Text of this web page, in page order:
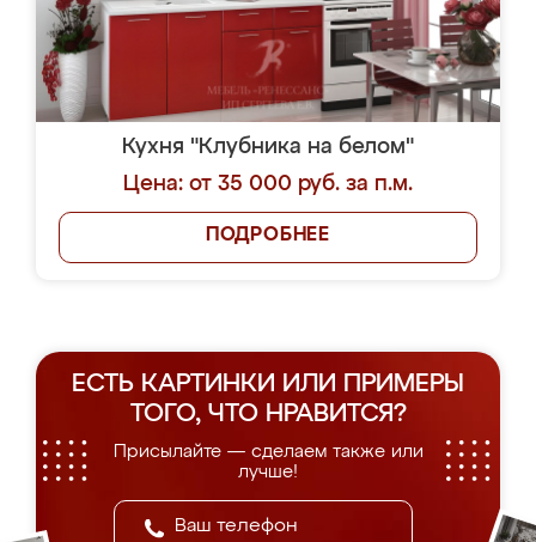
Кухня "Клубника на белом"
Цена: от 35 000 руб. за п.м.
ПОДРОБНЕЕ
ЕСТЬ КАРТИНКИ ИЛИ ПРИМЕРЫ
ТОГО, ЧТО НРАВИТСЯ?
Присылайте — сделаем также или
лучше!